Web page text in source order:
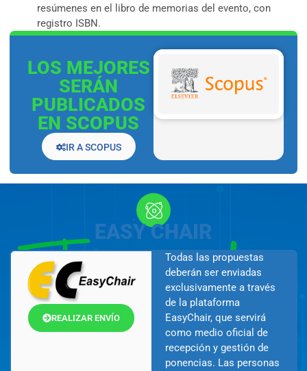
resúmenes en el libro de memorias del evento, con
registro ISBN.
LOS MEJORES
SERÁN
PUBLICADOS
EN SCOPUS
IR A SCOPUS
EASY CHAIR
REALIZAR ENVÍO
Todas las propuestas
deberán ser enviadas
exclusivamente a través
de la plataforma
EasyChair, que servirá
como medio oficial de
recepción y gestión de
ponencias. Las personas